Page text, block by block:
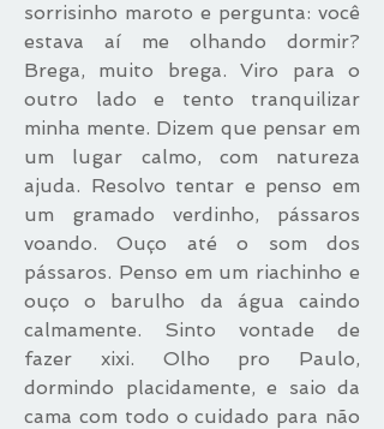
sorrisinho maroto e pergunta: você
estava aí me olhando dormir?
Brega, muito brega. Viro para o
outro lado e tento tranquilizar
minha mente. Dizem que pensar em
um lugar calmo, com natureza
ajuda. Resolvo tentar e penso em
um gramado verdinho, pássaros
voando. Ouço até o som dos
pássaros. Penso em um riachinho e
ouço o barulho da água caindo
calmamente. Sinto vontade de
fazer xixi. Olho pro Paulo,
dormindo placidamente, e saio da
cama com todo o cuidado para não